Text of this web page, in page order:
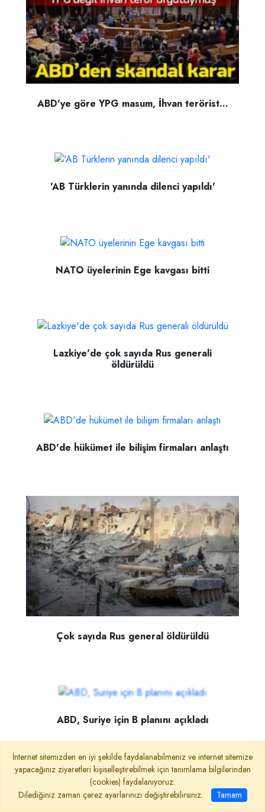
ABD'ye göre YPG masum, İhvan terörist...
'AB Türklerin yanında dilenci yapıldı'
NATO üyelerinin Ege kavgası bitti
Lazkiye'de çok sayıda Rus generali
öldürüldü
ABD'de hükümet ile bilişim firmaları anlaştı
Çok sayıda Rus general öldürüldü
ABD, Suriye için B planını açıkladı
Ukrayna'yı karıştıracak gizli belgeler!..
İnternet sitemizden en iyi şekilde faydalanabilmeniz ve internet sitemize
yapacağınız ziyaretleri kişiselleştirebilmek için tanımlama bilgilerinden
(cookies) faydalanıyoruz.
Dilediğiniz zaman çerez ayarlarınızı değiştirebilirsiniz.
Tamam